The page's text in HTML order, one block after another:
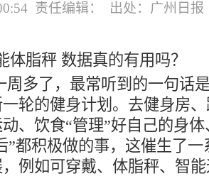
责任编辑： 出处：广州日报
体脂秤 数据真的有用吗？
周多了，最常听到的一句话
轮的健身计划。去健身房
、饮食“管理”好自己的身体
”都积极做的事，这催生了
，例如可穿戴、体脂秤、智